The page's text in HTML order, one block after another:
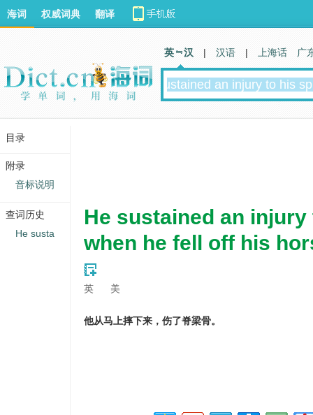
He sustained an
when he fell off his
英 美
他从马上摔下来，伤了脊梁骨。
海词 权威词典 翻译
英 汉 | 汉语 | 上海话 广
目录
附录
音标说明
查词历史
He susta